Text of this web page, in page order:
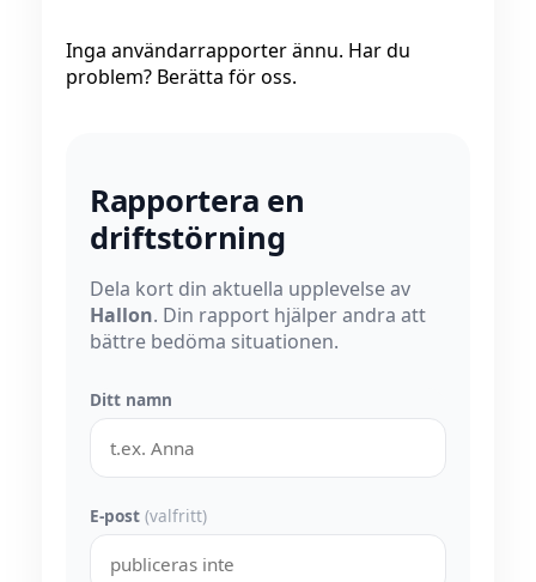
Inga användarrapporter ännu. Har du
problem? Berätta för oss.
Rapportera en
driftstörning
Dela kort din aktuella upplevelse av
Hallon. Din rapport hjälper andra att
bättre bedöma situationen.
Ditt namn
E-post (valfritt)